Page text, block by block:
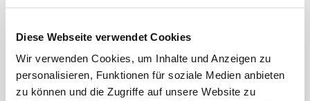
Diese Webseite verwendet Cookies
Wir verwenden Cookies, um Inhalte und Anzeigen zu
personalisieren, Funktionen für soziale Medien anbieten
zu können und die Zugriffe auf unsere Website zu
Beidseitig geschliffene Messerklingen
Standard